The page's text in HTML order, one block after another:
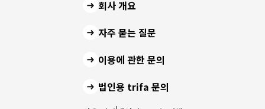
회사 개요
자주 묻는 질문
이용에 관한 문의
법인용 trifa 문의